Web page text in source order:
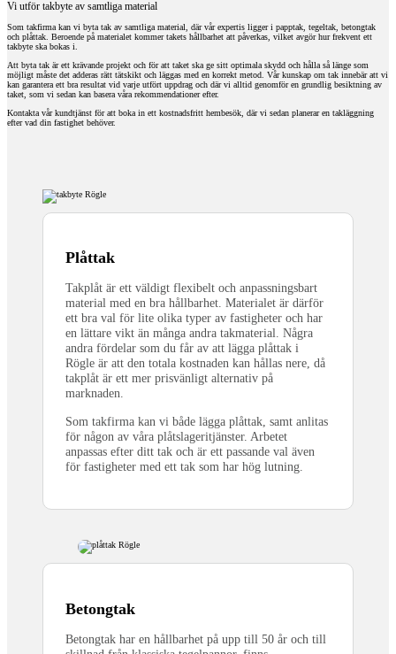
Vi utför takbyte av samtliga material
Som takfirma kan vi byta tak av samtliga material, där vår expertis ligger i papptak, tegeltak, betongtak
och plåttak. Beroende på materialet kommer takets hållbarhet att påverkas, vilket avgör hur frekvent ett
takbyte ska bokas i.
Att byta tak är ett krävande projekt och för att taket ska ge sitt optimala skydd och hålla så länge som
möjligt måste det adderas rätt tätskikt och läggas med en korrekt metod. Vår kunskap om tak innebär att vi
kan garantera ett bra resultat vid varje utfört uppdrag och där vi alltid genomför en grundlig besiktning av
taket, som vi sedan kan basera våra rekommendationer efter.
Kontakta vår kundtjänst för att boka in ett kostnadsfritt hembesök, där vi sedan planerar en takläggning
efter vad din fastighet behöver.
Plåttak
Takplåt är ett väldigt flexibelt och anpassningsbart
material med en bra hållbarhet. Materialet är därför
ett bra val för lite olika typer av fastigheter och har
en lättare vikt än många andra takmaterial. Några
andra fördelar som du får av att lägga plåttak i
Rögle är att den totala kostnaden kan hållas nere, då
takplåt är ett mer prisvänligt alternativ på
marknaden.
Som takfirma kan vi både lägga plåttak, samt anlitas
för någon av våra plåtslageritjänster. Arbetet
anpassas efter ditt tak och är ett passande val även
för fastigheter med ett tak som har hög lutning.
Betongtak
Betongtak har en hållbarhet på upp till 50 år och till